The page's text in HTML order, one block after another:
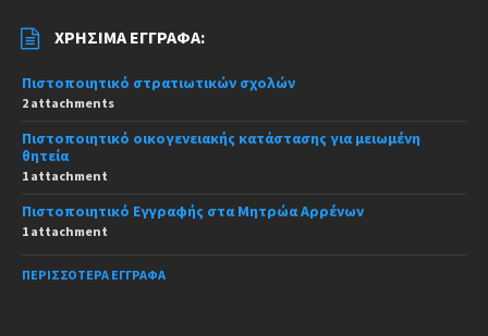
ΧΡΉΣΙΜΑ ΈΓΓΡΑΦΑ:
Πιστοποιητικό στρατιωτικών σχολών
2 attachments
Πιστοποιητικό οικογενειακής κατάστασης για μειωμένη
θητεία
1 attachment
Πιστοποιητικό Εγγραφής στα Μητρώα Αρρένων
1 attachment
ΠΕΡΙΣΣΌΤΕΡΑ ΈΓΓΡΑΦΑ